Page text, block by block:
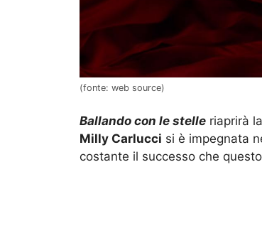
(fonte: web source)
Ballando con le stelle riaprirà
Milly Carlucci si è impegnata
costante il successo che